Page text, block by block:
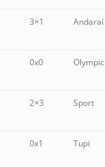
3×1 Andaraí
0x0 Olympic
2×3 Sport
0x1 Tupi